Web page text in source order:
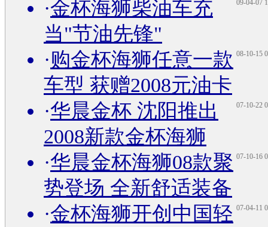
09-04-07
·金杯海狮柴油车充
当"节油先锋"
08-10-15
·购金杯海狮任意一款
车型 获赠2008元油卡
07-10-22
·华晨金杯 沈阳推出
2008新款金杯海狮
07-10-16
·华晨金杯海狮08款聚
势登场 全新舒适装备
07-04-11
·金杯海狮开创中国轻